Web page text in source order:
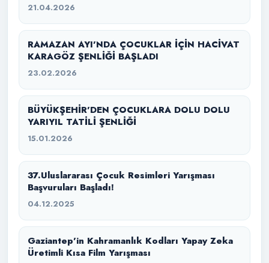
21.04.2026
RAMAZAN AYI’NDA ÇOCUKLAR İÇİN HACİVAT
KARAGÖZ ŞENLİĞİ BAŞLADI
23.02.2026
BÜYÜKŞEHİR’DEN ÇOCUKLARA DOLU DOLU
YARIYIL TATİLİ ŞENLİĞİ
15.01.2026
37.Uluslararası Çocuk Resimleri Yarışması
Başvuruları Başladı!
04.12.2025
Gaziantep’in Kahramanlık Kodları Yapay Zeka
Üretimli Kısa Film Yarışması